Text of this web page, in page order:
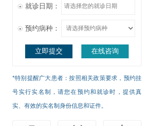
就诊日期：
预约病种：
立即提交 在线咨询
*特别提醒广大患者：按照相关政策要求，预约挂
号实行实名制，请您在预约和就诊时，提供真
实、有效的实名制身份信息和证件。